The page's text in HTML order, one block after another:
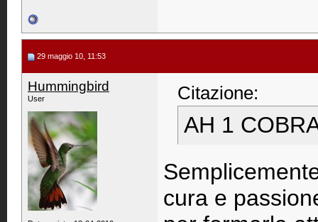
29 maggio 10, 11:53
Hummingbird
User Citazione:
AH 1
cura e